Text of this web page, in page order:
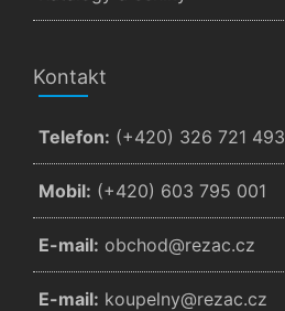
Kontakt
Telefon: (+420) 326 721 493
Mobil: (+420) 603 795 001
E-mail: zc.cazer@dohcbo
E-mail: zc.cazer@ynlepuok